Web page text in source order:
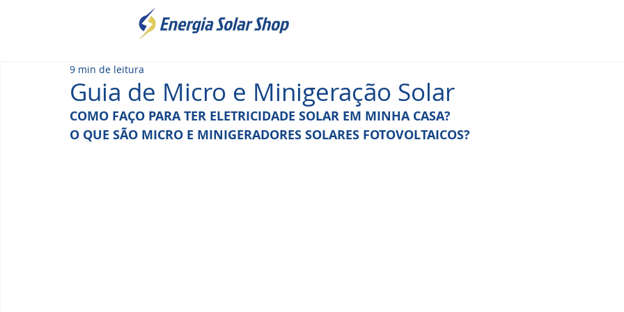
Guia de Micro e Minigeração Solar
9 min de leitura
COMO FAÇO PARA TER ELETRICIDADE SOLAR EM MINHA CASA?
O QUE SÃO MICRO E MINIGERADORES SOLARES FOTOVOLTAICOS?